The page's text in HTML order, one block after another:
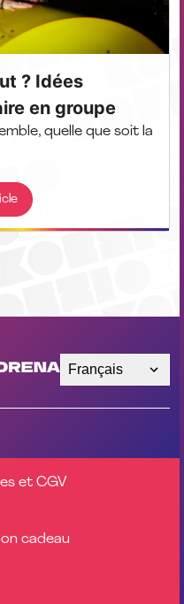
? Idées
en groupe
quelle que soit la
Français
et CGV
cadeau